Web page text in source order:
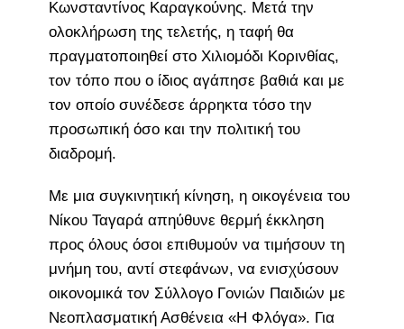
Κωνσταντίνος Καραγκούνης. Μετά την
ολοκλήρωση της τελετής, η ταφή θα
πραγματοποιηθεί στο Χιλιομόδι Κορινθίας,
τον τόπο που ο ίδιος αγάπησε βαθιά και με
τον οποίο συνέδεσε άρρηκτα τόσο την
προσωπική όσο και την πολιτική του
διαδρομή.
Με μια συγκινητική κίνηση, η οικογένεια του
Νίκου Ταγαρά απηύθυνε θερμή έκκληση
προς όλους όσοι επιθυμούν να τιμήσουν τη
μνήμη του, αντί στεφάνων, να ενισχύσουν
οικονομικά τον Σύλλογο Γονιών Παιδιών με
Νεοπλασματική Ασθένεια «Η Φλόγα». Για